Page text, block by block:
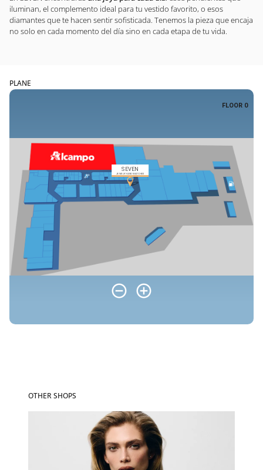
iluminan, el complemento ideal para tu vestido favorito, o esos
diamantes que te hacen sentir sofisticada. Tenemos la pieza que encaja
no solo en cada momento del día sino en cada etapa de tu vida.
PLANE
OTHER SHOPS